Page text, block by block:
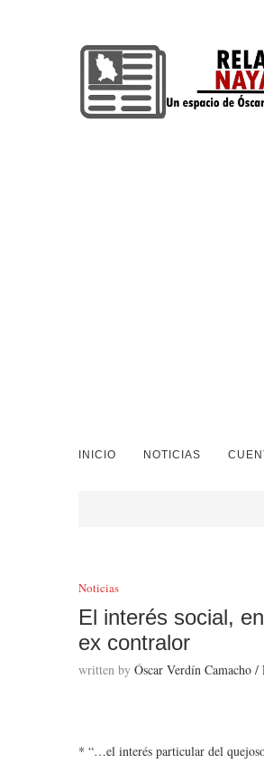
INICIO NOTICIAS
Noticias
El interés social,
ex contralor
written by Óscar Verdín Camacho /
* “…el interés particular del